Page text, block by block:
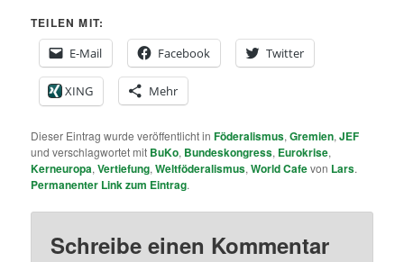
TEILEN MIT:
E-Mail
Facebook Twitter
XING Mehr
Dieser Eintrag wurde veröffentlicht inFöderalismus,Gremien,JEF
und verschlagwortet mit BuKo, Bundeskongress, Eurokrise,
Kerneuropa,Vertiefung,Weltföderalismus,World Cafevon Lars.
Permanenter Link zum Eintrag.
Schreibe einen Kommentar